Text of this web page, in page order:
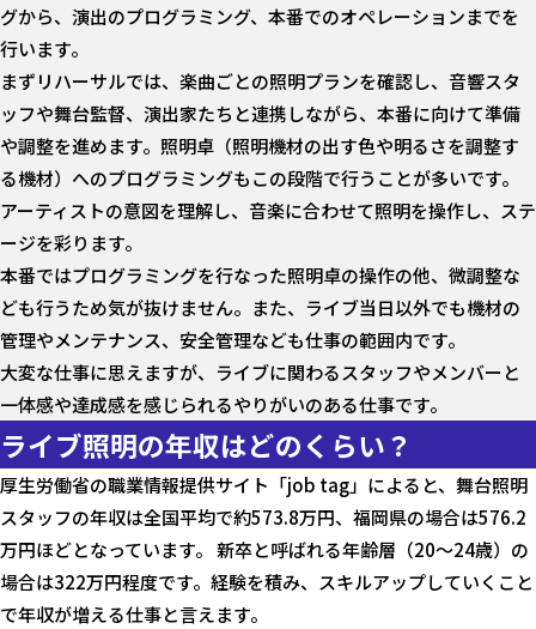
グから、演出のプログラミング、本番でのオペレーションまでを
行います。
まずリハーサルでは、楽曲ごとの照明プランを確認し、音響スタ
ッフや舞台監督、演出家たちと連携しながら、本番に向けて準備
や調整を進めます。照明卓（照明機材の出す色や明るさを調整す
る機材）へのプログラミングもこの段階で行うことが多いです。
アーティストの意図を理解し、音楽に合わせて照明を操作し、ステ
ージを彩ります。
本番ではプログラミングを行なった照明卓の操作の他、微調整な
ども行うため気が抜けません。また、ライブ当日以外でも機材の
管理やメンテナンス、安全管理なども仕事の範囲内です。
大変な仕事に思えますが、ライブに関わるスタッフやメンバーと
一体感や達成感を感じられるやりがいのある仕事です。
ライブ照明の年収はどのくらい？
厚生労働省の職業情報提供サイト「job tag」によると、舞台照明
スタッフの年収は全国平均で約573.8万円、福岡県の場合は576.2
万円ほどとなっています。 新卒と呼ばれる年齢層（20〜24歳）の
場合は322万円程度です。経験を積み、スキルアップしていくこと
で年収が増える仕事と言えます。